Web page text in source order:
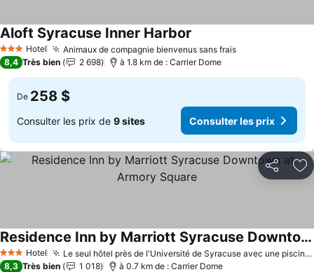
3 ÉtoilesHotel Animaux de compagnie bienvenus sans fraisConsulter les
Aloft Syracuse Inner Harbor
8,4 Très bien 2 698 à 1.8 km de : Carrier Dome
De 258 $
Consulter les prix de 9 sites Consulter les prix
Partager
3 ÉtoilesHotel Le seul hôtel près de l'Université de Syracuse avec une piscine intérieure
Residence Inn by Marriott Syracuse Downtown at Armory Square
Consulter les prix
8,3 Très bien 1 018 à 0.7 km de : Carrier Dome